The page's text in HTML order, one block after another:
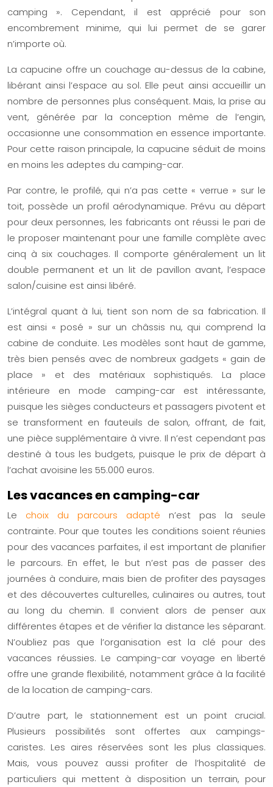
camping ». Cependant, il est apprécié pour son
encombrement minime, qui lui permet de se garer
n’importe où.
La capucine offre un couchage au-dessus de la cabine,
libérant ainsi l’espace au sol. Elle peut ainsi accueillir un
nombre de personnes plus conséquent. Mais, la prise au
vent, générée par la conception même de l’engin,
occasionne une consommation en essence importante.
Pour cette raison principale, la capucine séduit de moins
en moins les adeptes du camping-car.
Par contre, le profilé, qui n’a pas cette « verrue » sur le
toit, possède un profil aérodynamique. Prévu au départ
pour deux personnes, les fabricants ont réussi le pari de
le proposer maintenant pour une famille complète avec
cinq à six couchages. Il comporte généralement un lit
double permanent et un lit de pavillon avant, l’espace
salon/cuisine est ainsi libéré.
L’intégral quant à lui, tient son nom de sa fabrication. Il
est ainsi « posé » sur un châssis nu, qui comprend la
cabine de conduite. Les modèles sont haut de gamme,
très bien pensés avec de nombreux gadgets « gain de
place » et des matériaux sophistiqués. La place
intérieure en mode camping-car est intéressante,
puisque les sièges conducteurs et passagers pivotent et
se transforment en fauteuils de salon, offrant, de fait,
une pièce supplémentaire à vivre. Il n’est cependant pas
destiné à tous les budgets, puisque le prix de départ à
l’achat avoisine les 55.000 euros.
Les vacances en camping-car
Le choix du parcours adapté n’est pas la seule
contrainte. Pour que toutes les conditions soient réunies
pour des vacances parfaites, il est important de planifier
le parcours. En effet, le but n’est pas de passer des
journées à conduire, mais bien de profiter des paysages
et des découvertes culturelles, culinaires ou autres, tout
au long du chemin. Il convient alors de penser aux
différentes étapes et de vérifier la distance les séparant.
N’oubliez pas que l’organisation est la clé pour des
vacances réussies. Le camping-car voyage en liberté
offre une grande flexibilité, notamment grâce à la facilité
de la location de camping-cars.
D’autre part, le stationnement est un point crucial.
Plusieurs possibilités sont offertes aux campings-
caristes. Les aires réservées sont les plus classiques.
Mais, vous pouvez aussi profiter de l’hospitalité de
particuliers qui mettent à disposition un terrain, pour